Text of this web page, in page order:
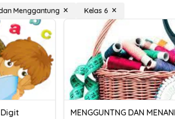
Menggantung Kelas 6
MENGGUNTNG DAN